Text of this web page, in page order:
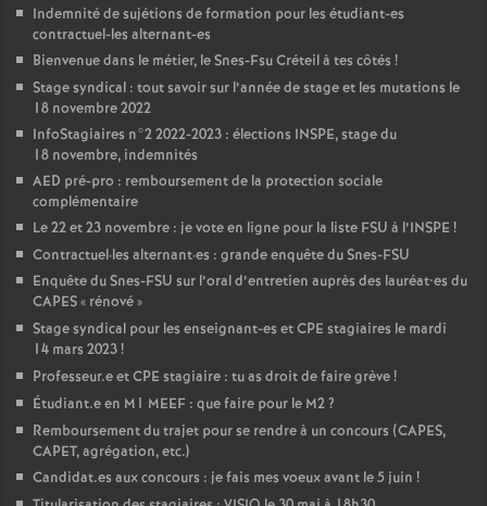
Indemnité de sujétions de formation pour les étudiant-es
contractuel-les alternant-es
Bienvenue dans le métier, le Snes-Fsu Créteil à tes côtés !
Stage syndical : tout savoir sur l’année de stage et les mutations le
18 novembre 2022
InfoStagiaires n°2 2022-2023 : élections INSPE, stage du
18 novembre, indemnités
AED pré-pro : remboursement de la protection sociale
complémentaire
Le 22 et 23 novembre : je vote en ligne pour la liste FSU à l’INSPE !
Contractuel·les alternant·es : grande enquête du Snes-FSU
Enquête du Snes-FSU sur l’oral d’entretien auprès des lauréat•es du
CAPES« rénové»
Stage syndical pour les enseignant-es etCPE stagiaires le mardi
14 mars 2023!
Professeur.e etCPE stagiaire : tu as droit de faire grève!
Étudiant.e en M1 MEEF : que faire pour le M2?
Remboursement du trajet pour se rendre à un concours (CAPES,
CAPET, agrégation, etc.)
Candidat.es aux concours : je fais mes voeux avant le 5 juin !